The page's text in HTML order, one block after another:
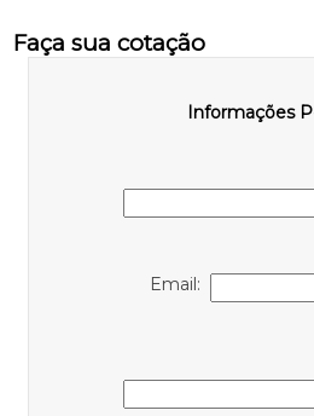
Faça sua cotação
Informações
Email: